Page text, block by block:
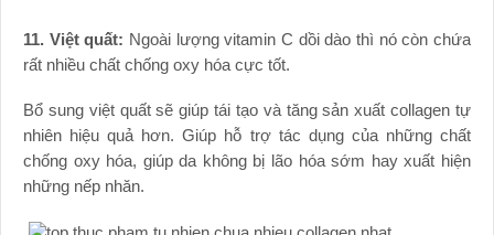
11. Việt quất: Ngoài lượng vitamin C dồi dào thì nó còn chứa
rất nhiều chất chống oxy hóa cực tốt.
Bổ sung việt quất sẽ giúp tái tạo và tăng sản xuất collagen tự
nhiên hiệu quả hơn. Giúp hỗ trợ tác dụng của những chất
chống oxy hóa, giúp da không bị lão hóa sớm hay xuất hiện
những nếp nhăn.